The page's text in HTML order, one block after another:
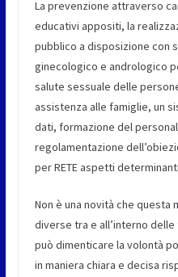
La prevenzione attraverso
educativi appositi, la
pubblico a disposizione con
ginecologico e andrologico
salute sessuale delle
assistenza alle famiglie, un
dati, formazione del
regolamentazione
per RETE aspetti
Non è una novità che questa
diverse tra e all’interno
può dimenticare la volontà
in maniera chiara e decisa